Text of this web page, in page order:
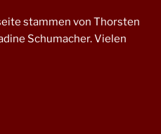
stammen von Thorsten
Schumacher. Vielen